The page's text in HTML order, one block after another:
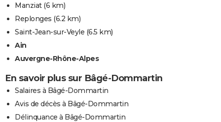
Manziat(6 km)
Replonges (6.2 km)
Saint-Jean-sur-Veyle (6.5 km)
Ain
Auvergne-Rhône-Alpes
En savoir plus sur Bâgé-Dommartin
Salaires à Bâgé-Dommartin
Avis de décès à Bâgé-Dommartin
Délinquance à Bâgé-Dommartin